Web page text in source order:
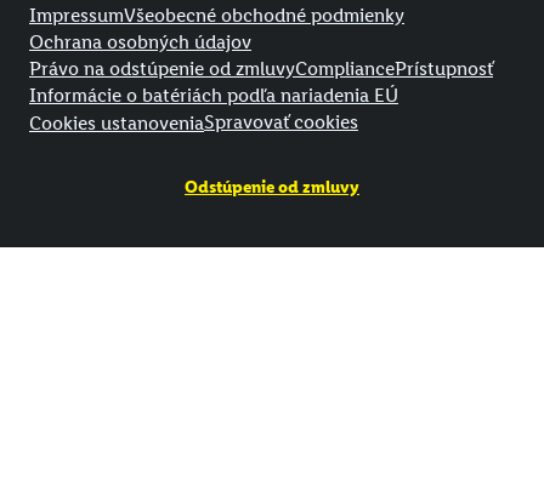
ImpressumVšeobecné obchodné podmienky
Ochrana osobných údajov
Právo na odstúpenie od zmluvyCompliancePrístupnosť
Informácie o batériách podľa nariadenia EÚ
Cookies ustanoveniaSpravovať cookies
Odstúpenie od zmluvy